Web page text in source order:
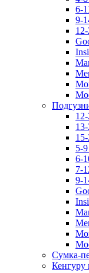
6-
9-
5-
6-
7-
9-
Сумка-
Кенгуру